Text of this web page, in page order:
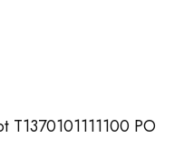
T1370101111100 PO